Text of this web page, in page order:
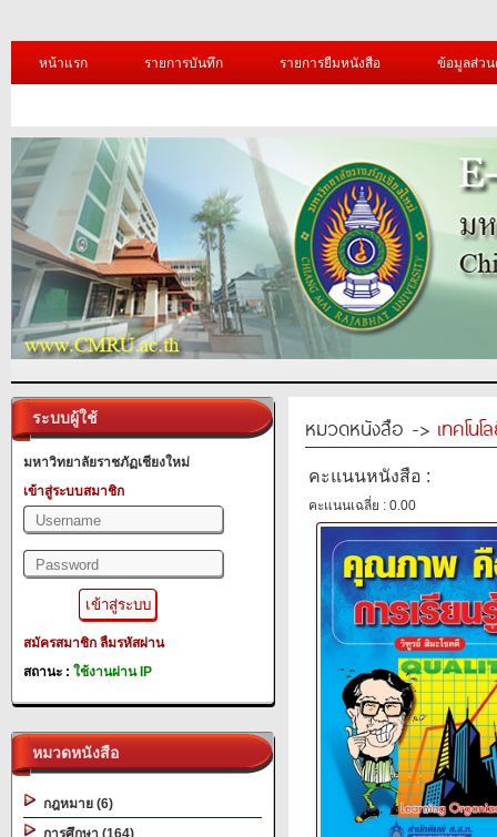
หน้าแรก รายการบันทึก รายการยืมหนังสือ ข้อมูลส่ว
ระบบผู้ใช้
มหาวิทยาลัยราชภัฏเชียงใหม่
เข้าสู่ระบบสมาชิก
สมัครสมาชิก ลืมรหัสผ่าน
สถานะ : ใช้งานผ่าน IP
หมวดหนังสือ
กฎหมาย (6)
การศึกษา (164)
หมวดหนังสือ -> เทคโน
คะแนนหนังสือ :
คะแนนเฉลี่ย : 0.00